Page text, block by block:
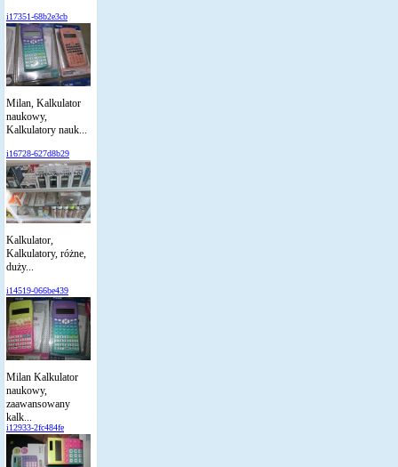
i17351-68b2e3cb
Milan, Kalkulator
naukowy,
Kalkulatory nauk...
i16728-627d8b29
Kalkulator,
Kalkulatory, różne,
duży...
i14519-066be439
Milan Kalkulator
naukowy,
zaawansowany
kalk...
i12933-2fc484fe